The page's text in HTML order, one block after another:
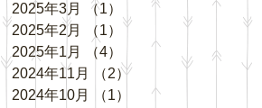
2025年3月
（1）
1件の記事
2025年2月
（1）
1件の記事
2025年1月
（4）
4件の記事
2024年11月
（2）2件の記事
2024年10月
（1）
1件の記事